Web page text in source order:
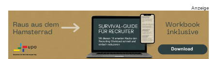
Anzeige